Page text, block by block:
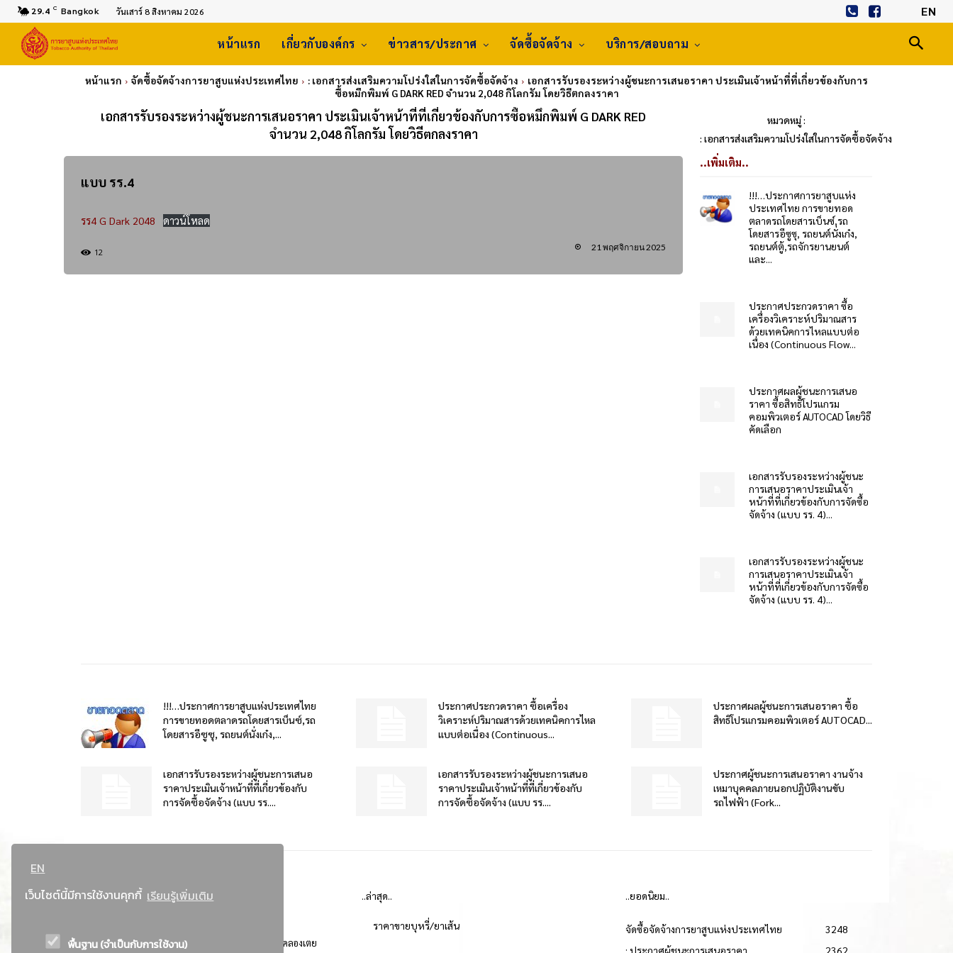
EN
เว็บไซต์นี้มีการใช้งานคุกกี้ เรียนรู้เพิ่มเติม
พื้นฐาน (จำเป็นกับการใช้งาน)
29.4 C Bangkok วันเสาร์ 8 สิงหาคม 2026 EN
หน้าแรก เกี่ยวกับองค์กร ข่าวสาร/ประกาศ จัดซื้อจัดจ้าง บริการ/สอบถาม
หน้าแรก จัดซื้อจัดจ้างการยาสูบแห่งประเทศไทย : เอกสารส่งเสริมความโปร่งใสในการจัดซื้อจัดจ้าง
เอกสารรับรองระหว่างผู้ชนะการเสนอราคา ประเมินเจ้าหน้าที่ที่เกี่ยวข้องกับการ
ซื้อหมึกพิมพ์ G DARK RED จำนวน 2,048 กิโลกรัม โดยวิธีตกลงราคา
เอกสารรับรองระหว่างผู้ชนะการเสนอราคา ประเมินเจ้าหน้าที่ที่เกี่ยวข้องกับการซื้อหมึกพิมพ์ G DARK RED
จำนวน 2,048 กิโลกรัม โดยวิธีตกลงราคา
หมวดหมู่ :
: เอกสารส่งเสริมความโปร่งใสในการจัดซื้อจัดจ้าง
แบบ รร.4
รร4 G Dark 2048 ดาวน์โหลด
12 21 พฤศจิกายน 2025
..เพิ่มเติม..
!!!…ประกาศการยาสูบแห่ง
ประเทศไทย การขายทอด
ตลาดรถโดยสารเบ็นซ์,รถ
โดยสารอีซูซุ, รถยนต์นั่งเก๋ง,
รถยนต์ตู้,รถจักรยานยนต์
และ...
ประกาศประกวดราคา ซื้อ
เครื่องวิเคราะห์ปริมาณสาร
ด้วยเทคนิคการไหลแบบต่อ
เนื่อง (Continuous Flow...
ประกาศผลผู้ชนะการเสนอ
ราคา ซื้อสิทธิโปรแกรม
คอมพิวเตอร์ AUTOCAD โดยวิธี
คัดเลือก
เอกสารรับรองระหว่างผู้ชนะ
การเสนอราคาประเมินเจ้า
หน้าที่ที่เกี่ยวข้องกับการจัดซื้อ
จัดจ้าง (แบบ รร. 4)...
เอกสารรับรองระหว่างผู้ชนะ
การเสนอราคาประเมินเจ้า
หน้าที่ที่เกี่ยวข้องกับการจัดซื้อ
จัดจ้าง (แบบ รร. 4)...
!!!…ประกาศการยาสูบแห่งประเทศไทย
การขายทอดตลาดรถโดยสารเบ็นซ์,รถ
โดยสารอีซูซุ, รถยนต์นั่งเก๋ง,...
ประกาศประกวดราคา ซื้อเครื่อง
วิเคราะห์ปริมาณสารด้วยเทคนิคการไหล
แบบต่อเนื่อง (Continuous...
ประกาศผลผู้ชนะการเสนอราคา ซื้อ
สิทธิโปรแกรมคอมพิวเตอร์ AUTOCAD...
เอกสารรับรองระหว่างผู้ชนะการเสนอ
ราคาประเมินเจ้าหน้าที่ที่เกี่ยวข้องกับ
การจัดซื้อจัดจ้าง (แบบ รร....
เอกสารรับรองระหว่างผู้ชนะการเสนอ
ราคาประเมินเจ้าหน้าที่ที่เกี่ยวข้องกับ
การจัดซื้อจัดจ้าง (แบบ รร....
ประกาศผู้ชนะการเสนอราคา งานจ้าง
เหมาบุคคลภายนอกปฏิบัติงานขับ
รถไฟฟ้า (Fork...
ที่อยู่ : 184 ถนนพระรามที่ 4 แขวงคลองเตย เขตคลองเตย
..ล่าสุด..
ราคาขายบุหรี่/ยาเส้น
..ยอดนิยม..
จัดซื้อจัดจ้างการยาสูบแห่งประเทศไทย
3248
: ประกาศผู้ชนะการเสนอราคา
2362